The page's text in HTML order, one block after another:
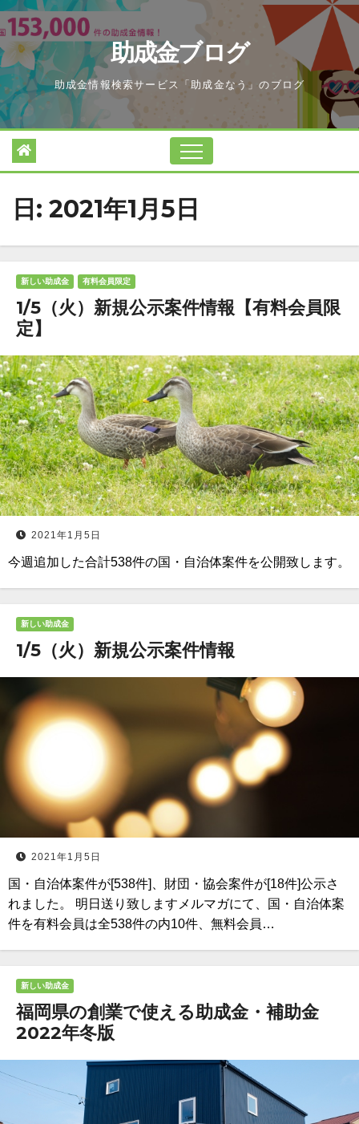
Skip
to
content
助成金ブログ
助成金情報検索サービス「助成金なう」のブログ
日: 2021年1月5日
新しい助成金 有料会員限定
1/5（火）新規公示案件情報【有料会員限
定】
2021年1月5日
今週追加した合計538件の国・自治体案件を公開致します。
新しい助成金
1/5（火）新規公示案件情報
2021年1月5日
国・自治体案件が[538件]、財団・協会案件が[18件]公示さ
れました。 明日送り致しますメルマガにて、国・自治体案
件を有料会員は全538件の内10件、無料会員…
新しい助成金
福岡県の創業で使える助成金・補助金
2022年冬版